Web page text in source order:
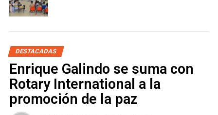
“Autoridades federales no han considerado segunda
dosis de CanSino para docentes”: Gabino Morales
NO TE PIERDAS
crisis”: Galindo
DESTACADAS
Enrique Galindo se suma con
Rotary International a la
promoción de la paz